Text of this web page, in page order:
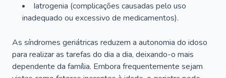
Iatrogenia (complicações causadas pelo uso
inadequado ou excessivo de medicamentos).
As síndromes geriátricas reduzem a autonomia do idoso
para realizar as tarefas do dia a dia, deixando-o mais
dependente da família. Embora frequentemente sejam